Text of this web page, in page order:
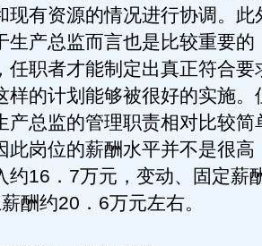
现有资源的情况进行协调。此
生产总监而言也是比较重要的
任职者才能制定出真正符合要
样的计划能够被很好的实施。
产总监的管理职责相对比较简
此岗位的薪酬水平并不是很高
约16．7万元，变动、固定薪
酬约20．6万元左右。